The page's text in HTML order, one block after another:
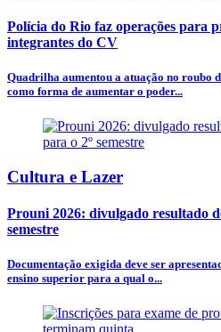
Polícia do Rio faz operações para
integrantes do CV
Quadrilha aumentou a atuação no roubo
como forma de aumentar o poder...
Cultura e Lazer
Prouni 2026: divulgado resultado
semestre
Documentação exigida deve ser
ensino superior para a qual o...